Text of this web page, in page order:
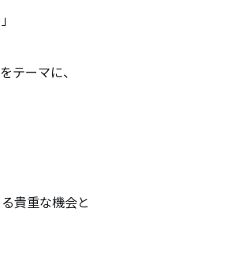
テーマに、
貴重な機会と